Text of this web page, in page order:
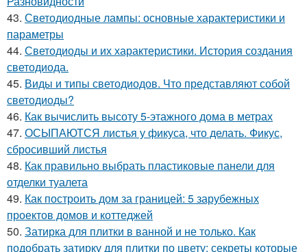
43. Светодиодные лампы: основные характеристики и
параметры
44. Светодиоды и их характеристики. История создания
светодиода.
45. Виды и типы светодиодов. Что представляют собой
светодиоды?
46. Как вычислить высоту 5-этажного дома в метрах
47. ОСЫПАЮТСЯ листья у фикуса, что делать. Фикус,
сбросивший листья
48. Как правильно выбрать пластиковые панели для
отделки туалета
49. Как построить дом за границей: 5 зарубежных
проектов домов и коттеджей
50. Затирка для плитки в ванной и не только. Как
подобрать затирку для плитки по цвету: секреты которые